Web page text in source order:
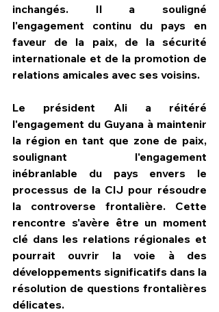
inchangés. Il a souligné
l'engagement continu du pays en
faveur de la paix, de la sécurité
internationale et de la promotion de
relations amicales avec ses voisins.
Le président Ali a réitéré
l'engagement du Guyana à maintenir
la région en tant que zone de paix,
soulignant l'engagement
inébranlable du pays envers le
processus de la CIJ pour résoudre
la controverse frontalière. Cette
rencontre s'avère être un moment
clé dans les relations régionales et
pourrait ouvrir la voie à des
développements significatifs dans la
résolution de questions frontalières
délicates.